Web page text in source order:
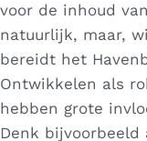
voor de inhoud
natuurlijk, maar,
bereidt het
Ontwikkelen als
hebben grote
Denk